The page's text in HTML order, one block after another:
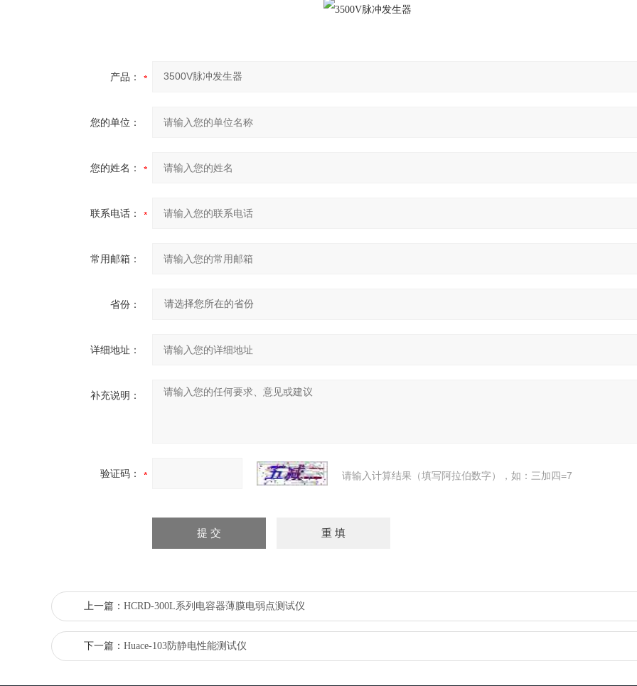
产品：
您的单位：
您的姓名：
联系电话：
常用邮箱：
省份：
详细地址：
补充说明：
验证码： 请输入计算结果（填写阿拉伯数字），如：三加四=7
上一篇： HCRD-300L系列电容器薄膜电弱点测试仪
下一篇： Huace-103防静电性能测试仪